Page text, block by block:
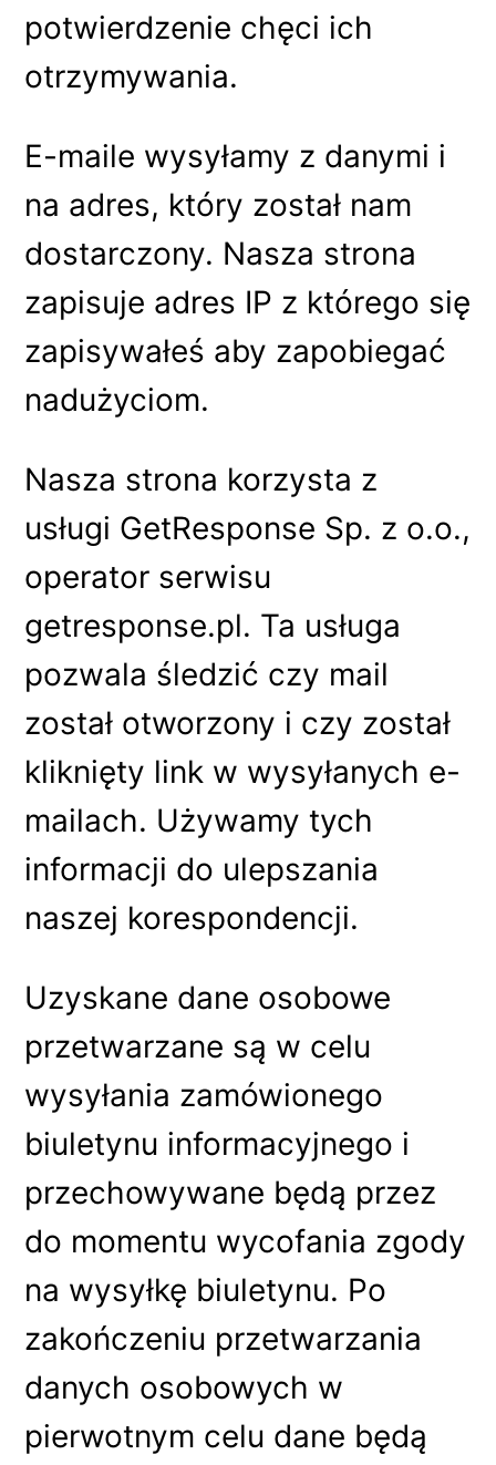
potwierdzenie chęci ich
otrzymywania.
E-maile wysyłamy z danymi i
na adres, który został nam
dostarczony. Nasza strona
zapisuje adres IP z którego się
zapisywałeś aby zapobiegać
nadużyciom.
Nasza strona korzysta z
usługi GetResponse Sp. z o.o.,
operator serwisu
getresponse.pl. Ta usługa
pozwala śledzić czy mail
został otworzony i czy został
kliknięty link w wysyłanych e-
mailach. Używamy tych
informacji do ulepszania
naszej korespondencji.
Uzyskane dane osobowe
przetwarzane są w celu
wysyłania zamówionego
biuletynu informacyjnego i
przechowywane będą przez
do momentu wycofania zgody
na wysyłkę biuletynu. Po
zakończeniu przetwarzania
danych osobowych w
pierwotnym celu dane będą